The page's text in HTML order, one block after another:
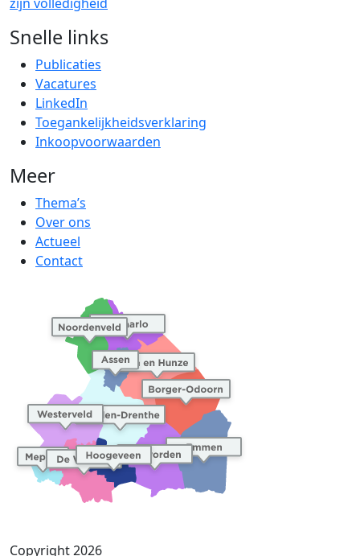
Snelle links
Publicaties
Vacatures
LinkedIn
Toegankelijkheidsverklaring
Inkoopvoorwaarden
Meer
Thema’s
Over ons
Actueel
Contact
Copyright 2026